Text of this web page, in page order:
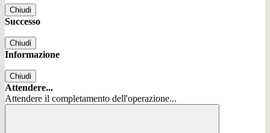
Chiudi
Successo
Chiudi
Informazione
Chiudi
Attendere...
Attendere il completamento dell'operazione...